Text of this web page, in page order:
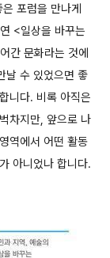
포럼을 만나게
<일상을 바꾸는
간 문화라는 것에
날 수 있었으면 좋
니다. 비록 아직은
차지만, 앞으로 나
역에서 어떤 활동
아니었나 합니다.